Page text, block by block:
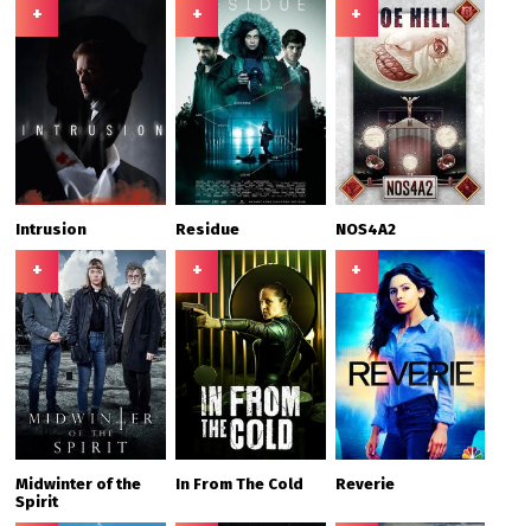
+
Intrusion
+
Residue
+
NOS4A2
+
Midwinter of the
Spirit
+
In From The Cold
+
Reverie